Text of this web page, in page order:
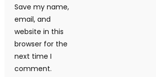
Save my name,
email, and
website in this
browser for the
next time I
comment.